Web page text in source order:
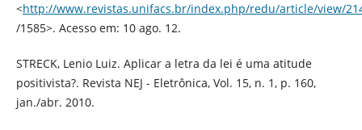
<http://www.revistas.unifacs.br/index.php/redu/article/view/
/1585>. Acesso em: 10 ago. 12.
STRECK, Lenio Luiz. Aplicar a letra da lei é uma atitude
positivista?. Revista NEJ - Eletrônica, Vol. 15, n. 1, p. 160,
jan./abr. 2010.